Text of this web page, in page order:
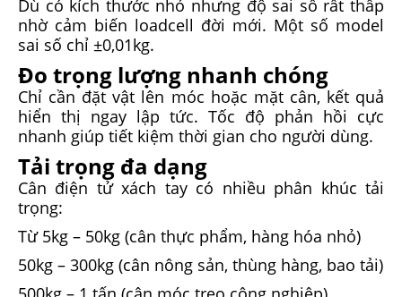
Dù có kích thước nhỏ nhưng độ sai số rất thấp
nhờ cảm biến loadcell đời mới. Một số model
sai số chỉ ±0,01kg.
Đo trọng lượng nhanh chóng
Chỉ cần đặt vật lên móc hoặc mặt cân, kết quả
hiển thị ngay lập tức. Tốc độ phản hồi cực
nhanh giúp tiết kiệm thời gian cho người dùng.
Tải trọng đa dạng
Cân điện tử xách tay có nhiều phân khúc tải
trọng:
Từ 5kg – 50kg (cân thực phẩm, hàng hóa nhỏ)
50kg – 300kg (cân nông sản, thùng hàng, bao tải)